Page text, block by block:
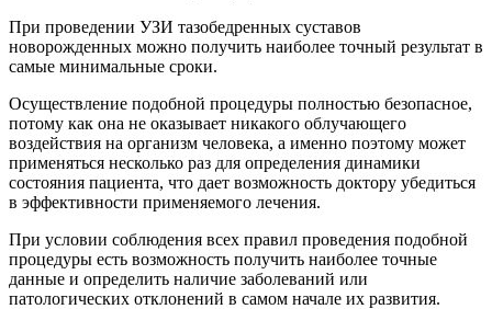
При проведении УЗИ тазобедренных суставов
новорожденных можно получить наиболее точный результат в
самые минимальные сроки.
Осуществление подобной процедуры полностью безопасное,
потому как она не оказывает никакого облучающего
воздействия на организм человека, а именно поэтому может
применяться несколько раз для определения динамики
состояния пациента, что дает возможность доктору убедиться
в эффективности применяемого лечения.
При условии соблюдения всех правил проведения подобной
процедуры есть возможность получить наиболее точные
данные и определить наличие заболеваний или
патологических отклонений в самом начале их развития.